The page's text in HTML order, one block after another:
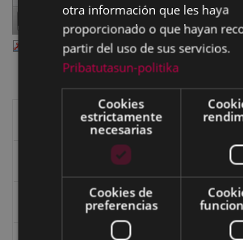
of
eibar-115.pdf— PDF document, 6.96
Libros de Eibar
Revista "Eibar"
otra información que les haya
proporcionado o que hayan
partir del uso de sus servicios.
Pribatutasun-politika
Cookies
estrictamente
necesarias
Cookies de
preferencias